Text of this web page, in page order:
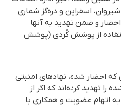
اسفراین و دره‌گز شماری
احضار و ضمن تهدید به آنها
از پوشش کُردی (پوشش
که احضار شده، نهادهای امنیتی
را تهدید کرده‌اند که اگر از
اتهام عضویت و همکاری با